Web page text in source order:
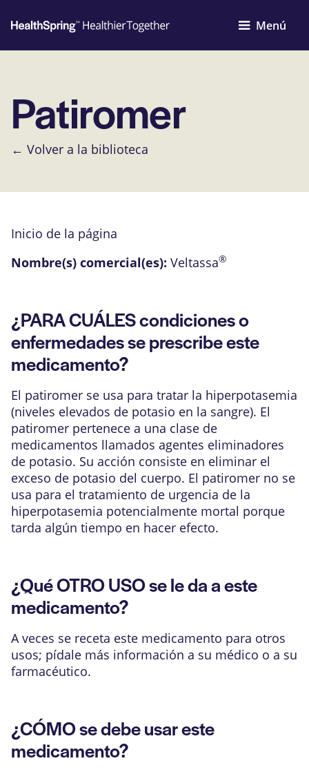
Menú
Patiromer
← Volver a la biblioteca
Inicio de la página
Nombre(s) comercial(es): Veltassa®
¿PARA CUÁLES condiciones o
enfermedades se prescribe este
medicamento?
El patiromer se usa para tratar la hiperpotasemia
(niveles elevados de potasio en la sangre). El
patiromer pertenece a una clase de
medicamentos llamados agentes eliminadores
de potasio. Su acción consiste en eliminar el
exceso de potasio del cuerpo. El patiromer no se
usa para el tratamiento de urgencia de la
hiperpotasemia potencialmente mortal porque
tarda algún tiempo en hacer efecto.
¿Qué OTRO USO se le da a este
medicamento?
A veces se receta este medicamento para otros
usos; pídale más información a su médico o a su
farmacéutico.
¿CÓMO se debe usar este
medicamento?